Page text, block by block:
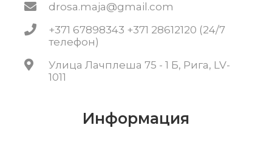
drosa.maja@gmail.com
+371 67898343 +371 28612120 (24/7
телефон)
Улица Лачплеша 75 - 1 Б, Рига, LV-
1011
Информация